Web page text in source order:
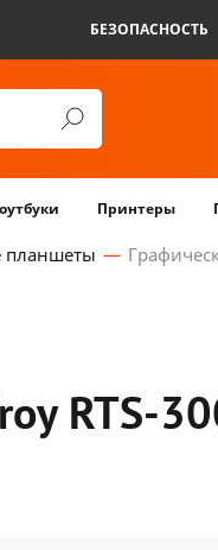
БЕЗОПАСНОСТЬ
Принтеры
планшеты
RTS-